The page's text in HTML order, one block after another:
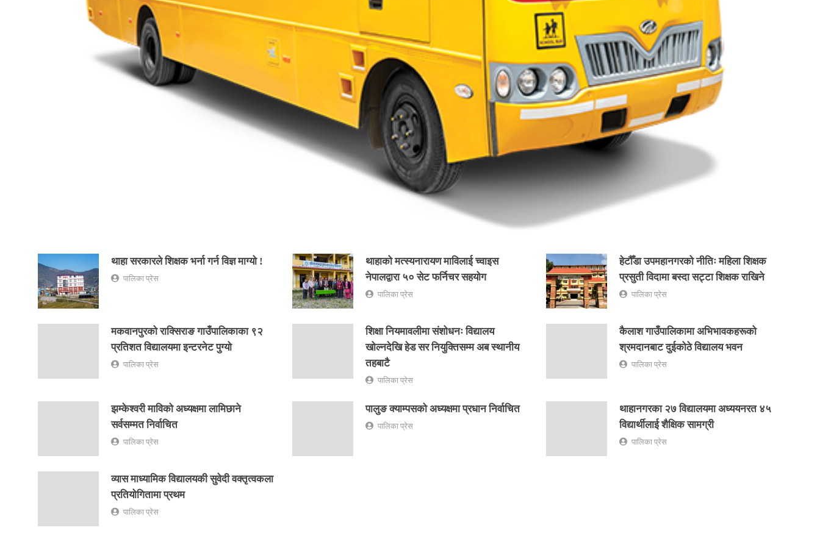
थाहा सरकारले शिक्षक भर्ना गर्न विज्ञ माग्यो !
पालिका प्रेस
थाहाको मत्स्यनारायण माविलाई च्वाइस
नेपालद्वारा ५० सेट फर्निचर सहयोग
पालिका प्रेस
हेटौँडा उपमहानगरको नीतिः महिला शिक्षक
प्रसुती विदामा बस्दा सट्टा शिक्षक राखिने
पालिका प्रेस
मकवानपुरको राक्सिराङ गाउँपालिकाका ९२
प्रतिशत विद्यालयमा इन्टरनेट पुग्यो
पालिका प्रेस
शिक्षा नियमावलीमा संशोधनः विद्यालय
खोल्नदेखि हेड सर नियुक्तिसम्म अब स्थानीय
तहबाटै
पालिका प्रेस
कैलाश गाउँपालिकामा अभिभावकहरूको
श्रमदानबाट दुईकोठे विद्यालय भवन
पालिका प्रेस
झम्केश्वरी माविको अध्यक्षमा लामिछाने
सर्वसम्मत निर्वाचित
पालिका प्रेस
पालुङ क्याम्पसको अध्यक्षमा प्रधान निर्वाचित
पालिका प्रेस
थाहानगरका २७ विद्यालयमा अध्ययनरत ४५
विद्यार्थीलाई शैक्षिक सामग्री
पालिका प्रेस
व्यास माध्यामिक विद्यालयकी सुवेदी वक्तृत्वकला
प्रतियोगितामा प्रथम
पालिका प्रेस